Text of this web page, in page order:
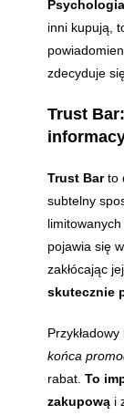
inni kupują,
zdecyduje
Trust
Trust Barto
subtelny
pojawia się
zakłócając
skutecznie
końca
rabat.To
zakupową i